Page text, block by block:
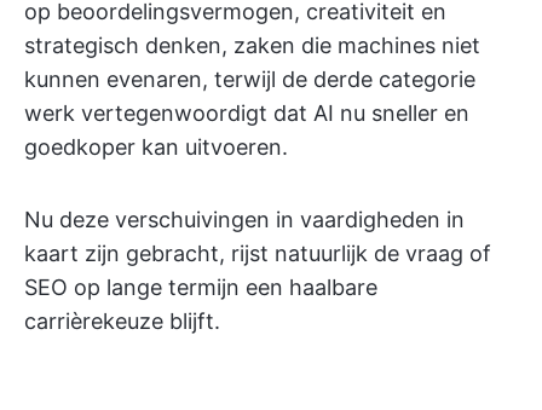
op beoordelingsvermogen, creativiteit en
strategisch denken, zaken die machines niet
kunnen evenaren, terwijl de derde categorie
werk vertegenwoordigt dat AI nu sneller en
goedkoper kan uitvoeren.
Nu deze verschuivingen in vaardigheden in
kaart zijn gebracht, rijst natuurlijk de vraag of
SEO op lange termijn een haalbare
carrièrekeuze blijft.